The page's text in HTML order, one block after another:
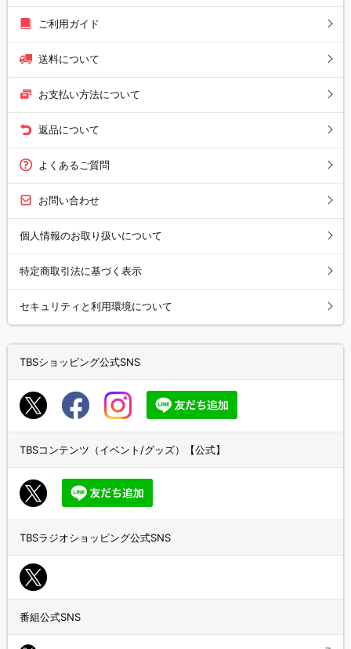
ご利用ガイド
送料について
お支払い方法について
返品について
よくあるご質問
お問い合わせ
個人情報のお取り扱いについて
特定商取引法に基づく表示
セキュリティと利用環境について
TBSショッピング公式SNS
TBSコンテンツ（イベント/グッズ）【公式】
TBSラジオショッピング公式SNS
番組公式SNS